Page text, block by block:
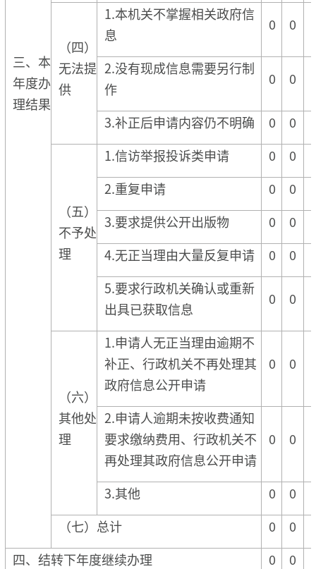
三、本
年度办
理结果
（四）
无法提
供
1.本机关不掌握相关政府信
息
0 0
2.没有现成信息需要另行制
作
0 0
3.补正后申请内容仍不明确 0 0
（五）
不予处
理
1.信访举报投诉类申请 0 0
2.重复申请
0 0
3.要求提供公开出版物
0 0
4.无正当理由大量反复申请
0 0
5.要求行政机关确认或重新
出具已获取信息
0 0
（六）
其他处
理
1.申请人无正当理由逾期不
补正、行政机关不再处理其
政府信息公开申请
0 0
2.申请人逾期未按收费通知
要求缴纳费用、行政机关不
再处理其政府信息公开申请
0 0
3.其他 0 0
（七）总计
0 0
四、结转下年度继续办理
0 0